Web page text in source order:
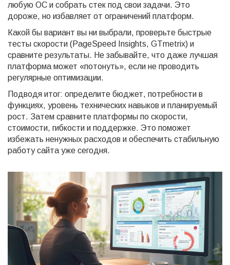
любую ОС и собрать стек под свои задачи. Это
дороже, но избавляет от ограничений платформ.
Какой бы вариант вы ни выбрали, проверьте быстрые
тесты скорости (PageSpeed Insights, GTmetrix) и
сравните результаты. Не забывайте, что даже лучшая
платформа может «потонуть», если не проводить
регулярные оптимизации.
Подводя итог: определите бюджет, потребности в
функциях, уровень технических навыков и планируемый
рост. Затем сравните платформы по скорости,
стоимости, гибкости и поддержке. Это поможет
избежать ненужных расходов и обеспечить стабильную
работу сайта уже сегодня.